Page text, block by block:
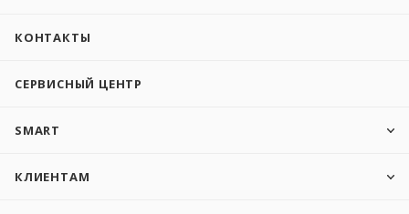
КОНТАКТЫ
СЕРВИСНЫЙ ЦЕНТР
SMART
КЛИЕНТАМ